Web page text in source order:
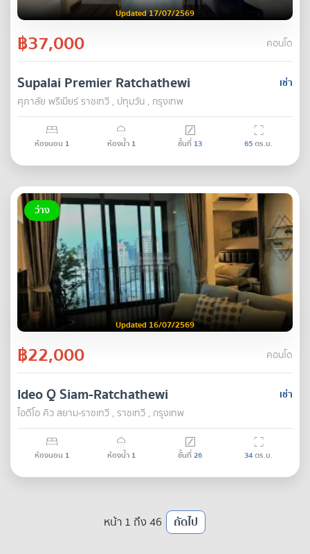
Updated 17/07/2569
฿37,000 คอนโด
เช่า
Supalai Premier Ratchathewi
ศุภาลัย พรีเมียร์ ราชเทวี , ปทุมวัน , กรุงเทพ
ห้องนอน 1 ห้องน้ำ 1 ชั้นที่ 13 65ตร.ม.
ว่าง
Updated 16/07/2569
฿22,000 คอนโด
เช่า
Ideo Q Siam-Ratchathewi
ไอดีโอ คิว สยาม-ราชเทวี , ราชเทวี , กรุงเทพ
ห้องนอน 1 ห้องน้ำ 1 ชั้นที่26 34ตร.ม.
หน้า 1 ถึง 46 ถัดไป